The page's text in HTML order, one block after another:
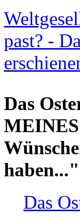
past? -
Das
haben..."
Das